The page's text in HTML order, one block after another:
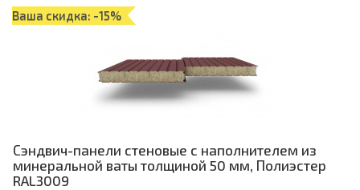
Ваша скидка: -15%
Сэндвич-панели стеновые с наполнителем из
минеральной ваты толщиной 50 мм, Полиэстер
RAL3009